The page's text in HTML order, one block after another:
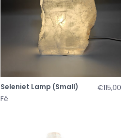
Seleniet Lamp (Small)
Fé
€115,00